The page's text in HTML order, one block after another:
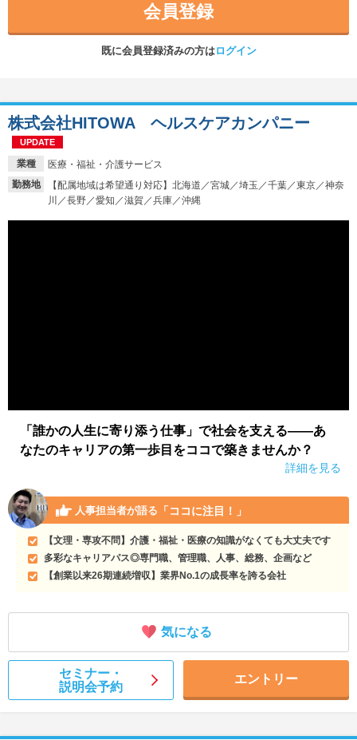
会員登録
既に会員登録済みの方はログイン
業種
医療・福祉・介護サービス
勤務地
【配属地域は希望通り対応】北海道／宮城／埼玉／千葉／東京／神奈
川／長野／愛知／滋賀／兵庫／沖縄
株式会社HITOWA ヘルスケアカンパニー
UPDATE
「誰かの人生に寄り添う仕事」で社会を支える――あ
なたのキャリアの第一歩目をココで築きませんか？
詳細を見る
人事担当者が語る 「ココに注目！」
【文理・専攻不問】介護・福祉・医療の知識がなくても大丈夫です
多彩なキャリアパス◎専門職、管理職、人事、総務、企画など
【創業以来26期連続増収】業界No.1の成長率を誇る会社
気になる
セミナー・
説明会予約
エントリー